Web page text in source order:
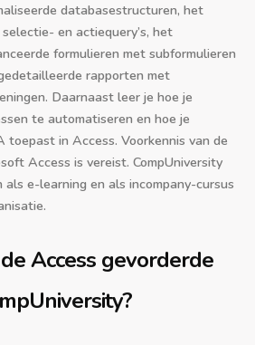
databasestructuren, het
en actiequery’s, het
formulieren met subformulieren
rapporten met
Daarnaast leer je hoe je
te automatiseren en hoe je
toepast in Access. Voorkennis van de
Access is vereist. CompUniversity
e-learning en als incompany-cursus
Access gevorderde